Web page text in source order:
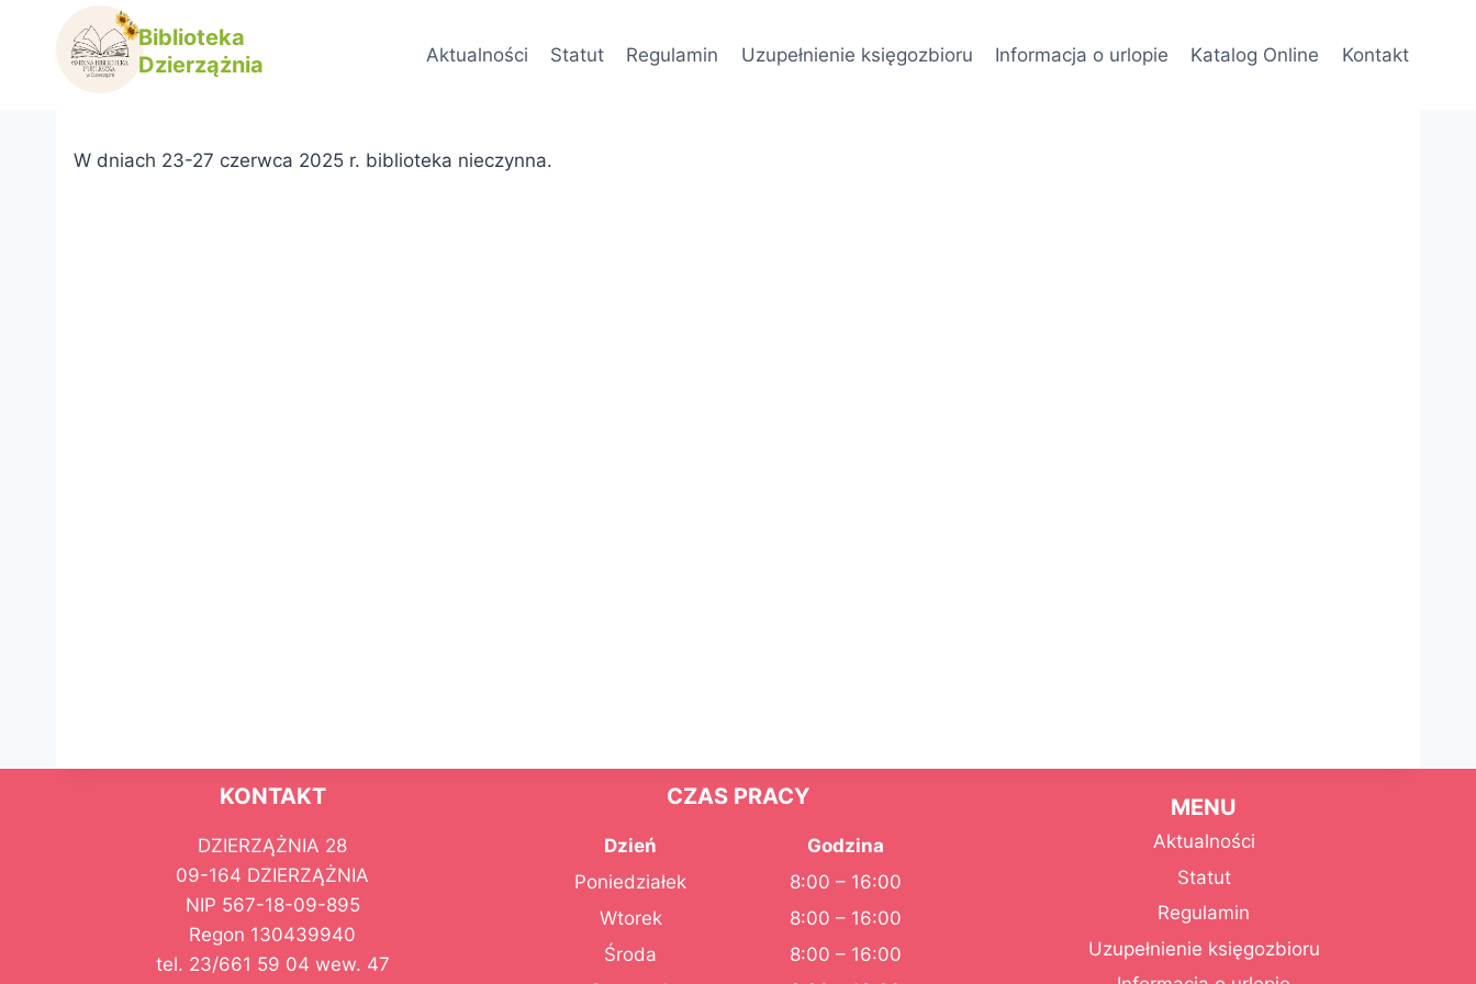
Biblioteka
Dzierzążnia
Aktualności Statut Regulamin Uzupełnienie księgozbioru Informacja o urlopie Katalog Online Kontakt
Informacja
Przez
W dniach 23-27 czerwca 2025 r. biblioteka nieczynna.
KONTAKT
DZIERZĄŻNIA 28
09-164 DZIERZĄŻNIA
NIP 567-18-09-895
Regon 130439940
tel. 23/661 59 04 wew. 47
CZAS PRACY
Dzień
Godzina
Poniedziałek
8:00 – 16:00
Wtorek
8:00 – 16:00
Środa
8:00 – 16:00
MENU
Aktualności
Statut
Regulamin
Uzupełnienie księgozbioru